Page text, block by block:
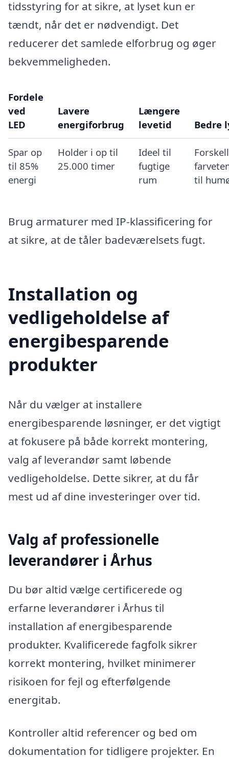
tidsstyring for at sikre, at lyset kun er
tændt, når det er nødvendigt. Det
reducerer det samlede elforbrug og øger
bekvemmeligheden.
Fordele
ved
LED
Lavere
energiforbrug
Længere
levetid
Bedre
Spar op
til 85%
energi
Holder i op til
25.000 timer
Ideel til
fugtige
rum
til
Brug armaturer med IP-klassificering for
at sikre, at de tåler badeværelsets fugt.
Installation og
vedligeholdelse af
energibesparende
produkter
Når du vælger at installere
energibesparende løsninger, er det vigtigt
at fokusere på både korrekt montering,
valg af leverandør samt løbende
vedligeholdelse. Dette sikrer, at du får
mest ud af dine investeringer over tid.
Valg af professionelle
leverandører i Århus
Du bør altid vælge certificerede og
erfarne leverandører i Århus til
installation af energibesparende
produkter. Kvalificerede fagfolk sikrer
korrekt montering, hvilket minimerer
risikoen for fejl og efterfølgende
energitab.
Kontroller altid referencer og bed om
dokumentation for tidligere projekter. En